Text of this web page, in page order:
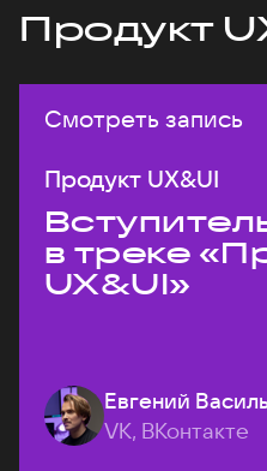
Продукт
Смотреть запись
Продукт UX&UI
в треке
UX&UI»
Евгений
VK, ВКонтакте